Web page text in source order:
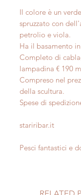
Il colore è un
spruzzato con
petrolio e viola.
Ha il basamento
Completo di
lampadina € 190
Compreso nel
della scultura.
Spese di
stariribar.it
Pesci fantastici e